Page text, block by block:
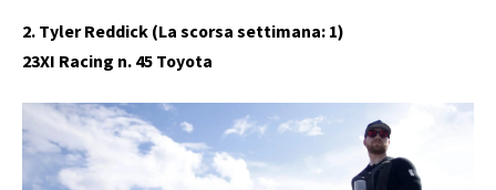
2. Tyler Reddick (La scorsa settimana: 1)
23XI Racing n. 45 Toyota